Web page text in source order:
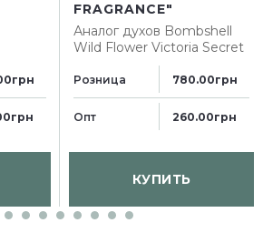
FRAGRANCE"
Аналог духов Bombshell
Wild Flower Victoria Secret
Розница 780.00грн
Опт 260.00грн
КУПИТЬ